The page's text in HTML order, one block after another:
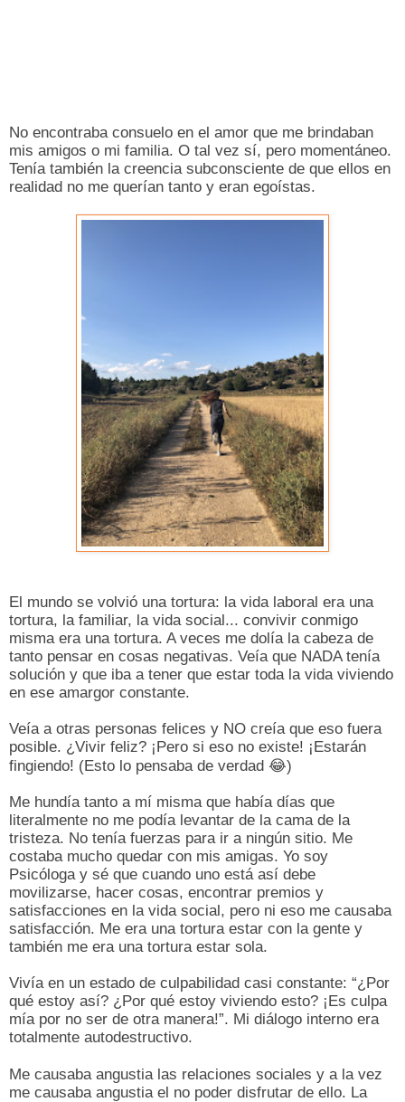
No encontraba consuelo en el amor que me brindaban
mis amigos o mi familia. O tal vez sí, pero momentáneo.
Tenía también la creencia subconsciente de que ellos en
realidad no me querían tanto y eran egoístas.
El mundo se volvió una tortura: la vida laboral era una
tortura, la familiar, la vida social... convivir conmigo
misma era una tortura. A veces me dolía la cabeza de
tanto pensar en cosas negativas. Veía que NADA tenía
solución y que iba a tener que estar toda la vida viviendo
en ese amargor constante.
Veía a otras personas felices y NO creía que eso fuera
posible. ¿Vivir feliz? ¡Pero si eso no existe! ¡Estarán
fingiendo! (Esto lo pensaba de verdad 😂)
Me hundía tanto a mí misma que había días que
literalmente no me podía levantar de la cama de la
tristeza. No tenía fuerzas para ir a ningún sitio. Me
costaba mucho quedar con mis amigas. Yo soy
Psicóloga y sé que cuando uno está así debe
movilizarse, hacer cosas, encontrar premios y
satisfacciones en la vida social, pero ni eso me causaba
satisfacción. Me era una tortura estar con la gente y
también me era una tortura estar sola.
Vivía en un estado de culpabilidad casi constante: “¿Por
qué estoy así? ¿Por qué estoy viviendo esto? ¡Es culpa
mía por no ser de otra manera!”. Mi diálogo interno era
totalmente autodestructivo.
Me causaba angustia las relaciones sociales y a la vez
me causaba angustia el no poder disfrutar de ello. La